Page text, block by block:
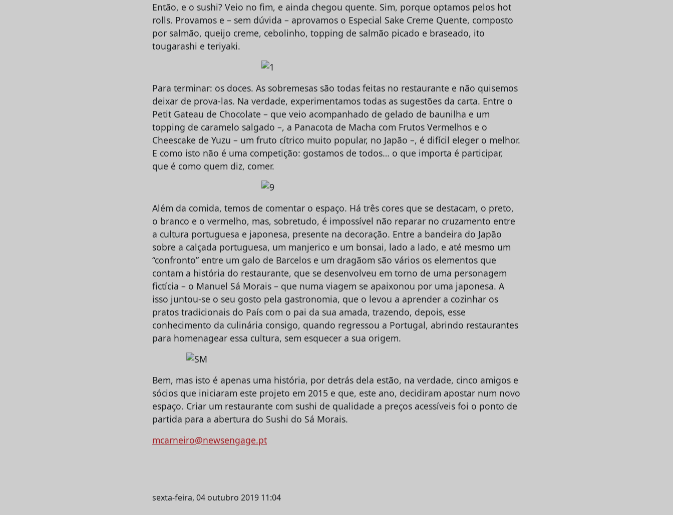
Então, e o sushi? Veio no fim, e ainda chegou quente. Sim, porque optamos pelos hot
rolls. Provamos e – sem dúvida – aprovamos o Especial Sake Creme Quente, composto
por salmão, queijo creme, cebolinho, topping de salmão picado e braseado, ito
tougarashi e teriyaki.
Para terminar: os doces. As sobremesas são todas feitas no restaurante e não quisemos
deixar de prova-las. Na verdade, experimentamos todas as sugestões da carta. Entre o
Petit Gateau de Chocolate – que veio acompanhado de gelado de baunilha e um
topping de caramelo salgado –, a Panacota de Macha com Frutos Vermelhos e o
Cheescake de Yuzu – um fruto cítrico muito popular, no Japão –, é difícil eleger o melhor.
E como isto não é uma competição: gostamos de todos… o que importa é participar,
que é como quem diz, comer.
Além da comida, temos de comentar o espaço. Há três cores que se destacam, o preto,
o branco e o vermelho, mas, sobretudo, é impossível não reparar no cruzamento entre
a cultura portuguesa e japonesa, presente na decoração. Entre a bandeira do Japão
sobre a calçada portuguesa, um manjerico e um bonsai, lado a lado, e até mesmo um
“confronto” entre um galo de Barcelos e um dragãom são vários os elementos que
contam a história do restaurante, que se desenvolveu em torno de uma personagem
fictícia – o Manuel Sá Morais – que numa viagem se apaixonou por uma japonesa. A
isso juntou-se o seu gosto pela gastronomia, que o levou a aprender a cozinhar os
pratos tradicionais do País com o pai da sua amada, trazendo, depois, esse
conhecimento da culinária consigo, quando regressou a Portugal, abrindo restaurantes
para homenagear essa cultura, sem esquecer a sua origem.
Bem, mas isto é apenas uma história, por detrás dela estão, na verdade, cinco amigos e
sócios que iniciaram este projeto em 2015 e que, este ano, decidiram apostar num novo
espaço. Criar um restaurante com sushi de qualidade a preços acessíveis foi o ponto de
partida para a abertura do Sushi do Sá Morais.
mcarneiro@newsengage.pt
sexta-feira, 04 outubro 2019 11:04